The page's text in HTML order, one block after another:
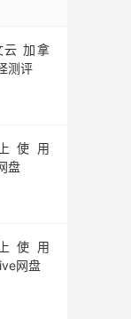
云 加拿
测评
使用
盘
使用
网盘